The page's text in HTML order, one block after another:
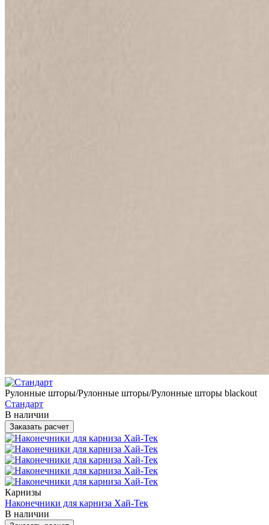
Рулонные шторы/Рулонные шторы/Рулонные шторы blackout
Стандарт
В наличии
Заказать расчет
Карнизы
Наконечники для карниза Хай-Тек
В наличии